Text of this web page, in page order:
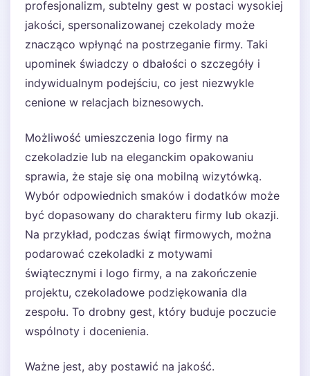
profesjonalizm, subtelny gest w postaci wysokiej
jakości, spersonalizowanej czekolady może
znacząco wpłynąć na postrzeganie firmy. Taki
upominek świadczy o dbałości o szczegóły i
indywidualnym podejściu, co jest niezwykle
cenione w relacjach biznesowych.
Możliwość umieszczenia logo firmy na
czekoladzie lub na eleganckim opakowaniu
sprawia, że staje się ona mobilną wizytówką.
Wybór odpowiednich smaków i dodatków może
być dopasowany do charakteru firmy lub okazji.
Na przykład, podczas świąt firmowych, można
podarować czekoladki z motywami
świątecznymi i logo firmy, a na zakończenie
projektu, czekoladowe podziękowania dla
zespołu. To drobny gest, który buduje poczucie
wspólnoty i docenienia.
Ważne jest, aby postawić na jakość.